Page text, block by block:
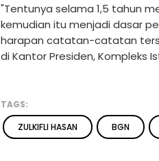
"Tentunya selama 1,5 tahun
kemudian itu menjadi dasar
harapan catatan-catatan
di Kantor Presiden, Kompleks
TAGS:
ZULKIFLI HASAN
BGN